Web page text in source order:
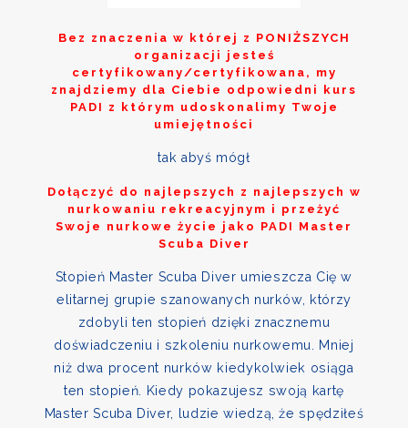
Bez znaczenia w której z PONIŻSZYCH
organizacji jesteś
certyfikowany/certyfikowana, my
znajdziemy dla Ciebie odpowiedni kurs
PADI z którym udoskonalimy Twoje
umiejętności
tak abyś mógł
Dołączyć do najlepszych z najlepszych w
nurkowaniu rekreacyjnym i przeżyć
Swoje nurkowe życie jako PADI Master
Scuba Diver
Stopień Master Scuba Diver umieszcza Cię w
elitarnej grupie szanowanych nurków, którzy
zdobyli ten stopień dzięki znacznemu
doświadczeniu i szkoleniu nurkowemu. Mniej
niż dwa procent nurków kiedykolwiek osiąga
ten stopień. Kiedy pokazujesz swoją kartę
Master Scuba Diver, ludzie wiedzą, że spędziłeś